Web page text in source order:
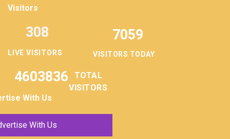
Visitors
LIVE VISITORS
308 7059
VISITORS TODAY
4603836
TOTAL
VISITORS
With Us
With Us